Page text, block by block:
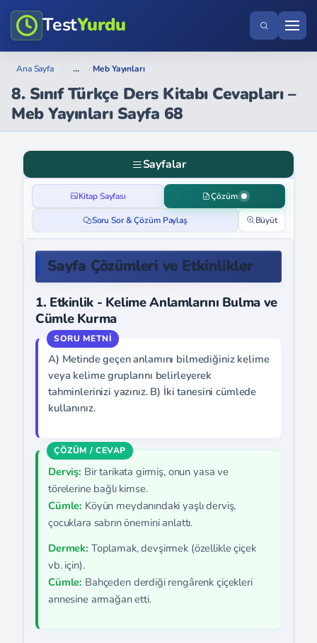
TestYurdu
Ana Sayfa › ... › Meb Yayınları
8. Sınıf Türkçe Ders Kitabı Cevapları –
Meb Yayınları Sayfa 68
Sayfalar
Kitap Sayfası Çözüm
Soru Sor & Çözüm Paylaş Büyüt
Sayfa Çözümleri ve Etkinlikler
1. Etkinlik - Kelime Anlamlarını Bulma ve
Cümle Kurma
A) Metinde geçen anlamını bilmediğiniz kelime
veya kelime gruplarını belirleyerek
tahminlerinizi yazınız. B) İki tanesini cümlede
kullanınız.
Derviş: Bir tarikata girmiş, onun yasa ve
törelerine bağlı kimse.
Cümle: Köyün meydanındaki yaşlı derviş,
çocuklara sabrın önemini anlattı.
Dermek: Toplamak, devşirmek (özellikle çiçek
vb. için).
Cümle: Bahçeden derdiği rengârenk çiçekleri
annesine armağan etti.